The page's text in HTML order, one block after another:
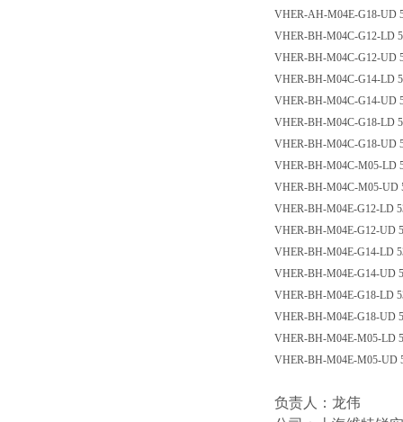
VHER-AH-M04E-G18-UD
VHER-BH-M04C-G12-LD
VHER-BH-M04C-G12-UD
VHER-BH-M04C-G14-LD
VHER-BH-M04C-G14-UD
VHER-BH-M04C-G18-LD
VHER-BH-M04C-G18-UD
VHER-BH-M04C-M05-LD
VHER-BH-M04C-M05-UD
VHER-BH-M04E-G12-LD
VHER-BH-M04E-G12-UD
VHER-BH-M04E-G14-LD
VHER-BH-M04E-G14-UD
VHER-BH-M04E-G18-LD
VHER-BH-M04E-G18-UD
VHER-BH-M04E-M05-LD
VHER-BH-M04E-M05-UD
负责人：龙伟